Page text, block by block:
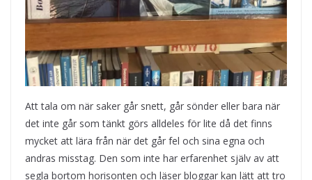
Att tala om när saker går snett, går sönder eller bara när
det inte går som tänkt görs alldeles för lite då det finns
mycket att lära från när det går fel och sina egna och
andras misstag. Den som inte har erfarenhet själv av att
segla bortom horisonten och läser bloggar kan lätt att tro